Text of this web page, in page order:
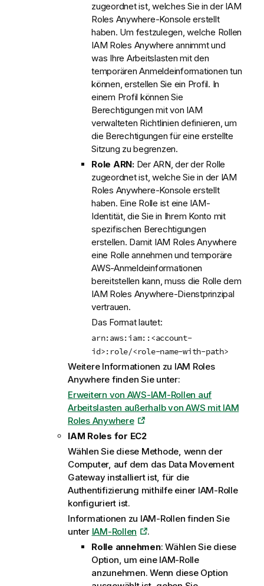
zugeordnet ist, welches Sie in der IAM
Roles Anywhere-Konsole erstellt
haben. Um festzulegen, welche Rollen
IAM Roles Anywhere annimmt und
was Ihre Arbeitslasten mit den
temporären Anmeldeinformationen tun
können, erstellen Sie ein Profil. In
einem Profil können Sie
Berechtigungen mit von IAM
verwalteten Richtlinien definieren, um
die Berechtigungen für eine erstellte
Sitzung zu begrenzen.
Role ARN:Der ARN, der der Rolle
zugeordnet ist, welche Sie in der IAM
Roles Anywhere-Konsole erstellt
haben. Eine Rolle ist eine IAM-
Identität, die Sie in Ihrem Konto mit
spezifischen Berechtigungen
erstellen. Damit IAM Roles Anywhere
eine Rolle annehmen und temporäre
AWS-Anmeldeinformationen
bereitstellen kann, muss die Rolle dem
IAM Roles Anywhere-Dienstprinzipal
vertrauen.
Das Format lautet:
arn:aws:iam::<account-
id>:role/<role-name-with-path>
Weitere Informationen zu IAM Roles
Anywhere finden Sie unter:
Erweitern von AWS-IAM-Rollen auf
Arbeitslasten außerhalb von AWS mit IAM
Roles Anywhere
IAM Roles for EC2
Wählen Sie diese Methode, wenn der
Computer, auf dem das Data Movement
Gatewayinstalliert ist, für die
Authentifizierung mithilfe einer IAM-Rolle
konfiguriert ist.
Informationen zu IAM-Rollen finden Sie
unter IAM-Rollen
.
Rolle annehmen: Wählen Sie diese
Option, um eine IAM-Rolle
anzunehmen. Wenn diese Option